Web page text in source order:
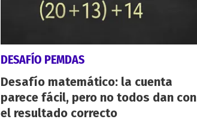
DESAFÍO PEMDAS
Desafío matemático: la cuenta
parece fácil, pero no todos dan con
el resultado correcto